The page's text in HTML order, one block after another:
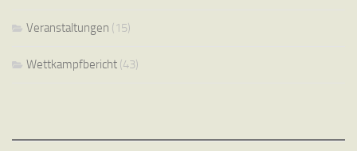
Veranstaltungen (15)
Wettkampfbericht (43)